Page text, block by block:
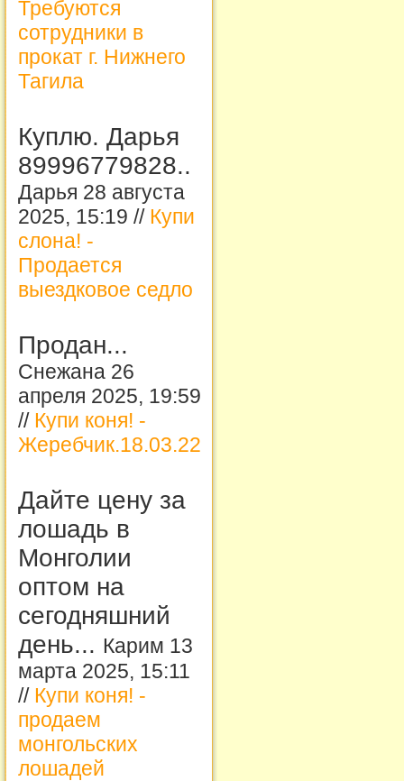
Требуются
сотрудники в
прокат г. Нижнего
Тагила
Куплю. Дарья
89996779828..
Дарья 28 августа
2025, 15:19 // Купи
слона! -
Продается
выездковое седло
Продан...
Снежана 26
апреля 2025, 19:59
// Купи коня! -
Жеребчик.18.03.22
Дайте цену за
лошадь в
Монголии
оптом на
сегодняшний
день... Карим 13
марта 2025, 15:11
// Купи коня! -
продаем
монгольских
лошадей